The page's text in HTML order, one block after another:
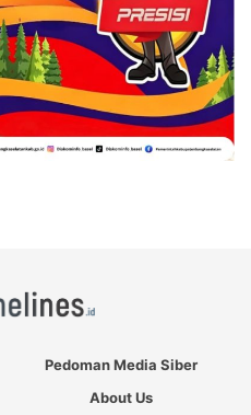
Pedoman Media Siber
About Us